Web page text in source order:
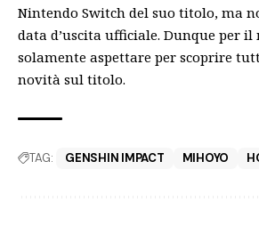
Nintendo Switch del suo titolo, ma
data d’uscita ufficiale. Dunque per
solamente aspettare per scoprire
novità sul titolo.
TAG: GENSHIN IMPACT MIHOYO